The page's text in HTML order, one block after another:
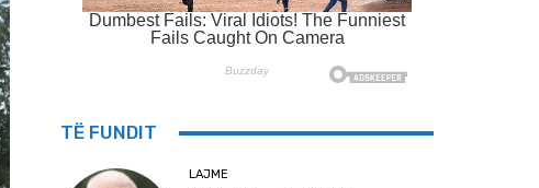
TË FUNDIT
LAJME